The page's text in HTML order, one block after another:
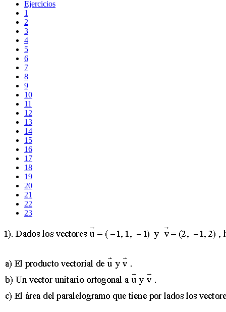
Ejercicios
1
2
3
4
5
6
7
8
9
10
11
12
13
14
15
16
17
18
19
20
21
22
23